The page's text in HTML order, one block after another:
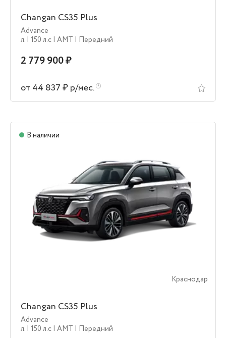
Changan CS35 Plus
Advance
л. | 150 л.c | AMT | Передний
2 779 900 ₽
от 44 837 ₽ р/мес.
В наличии
Краснодар
Changan CS35 Plus
Advance
л. | 150 л.c | AMT | Передний